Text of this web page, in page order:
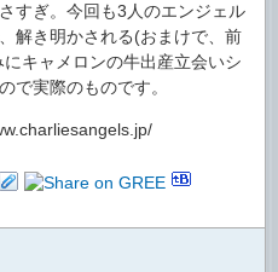
すぎ。今回も3人のエンジェル
解き明かされる(おまけで、前
キャメロンの牛出産立会いシ
で実際のものです。